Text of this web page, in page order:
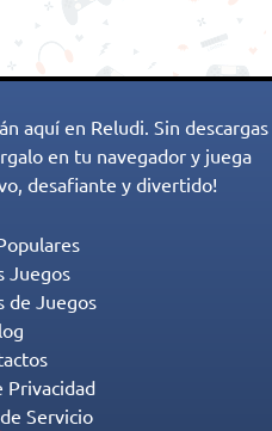
aquí en Reludi. Sin descargas
en tu navegador y juega
desafiante y divertido!
Juegos
de Juegos
Privacidad
Servicio